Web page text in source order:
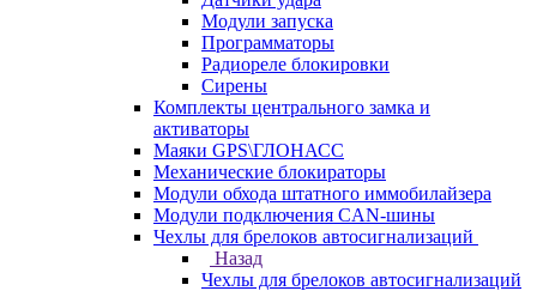
Модули запуска
Программаторы
Радиореле блокировки
Сирены
Комплекты центрального замка и
активаторы
Маяки GPS\ГЛОНАСС
Механические блокираторы
Модули обхода штатного иммобилайзера
Модули подключения CAN-шины
Чехлы для брелоков автосигнализаций
Назад
Чехлы для брелоков автосигнализаций